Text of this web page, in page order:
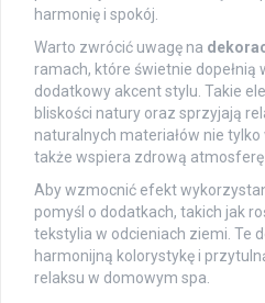
harmonię i spokój.
Warto zwrócić uwagę na
ramach, które świetnie
dodatkowy akcent stylu. Takie
bliskości natury oraz sprzyjają
naturalnych materiałów nie tylko
także wspiera zdrową
Aby wzmocnić efekt
pomyśl o dodatkach, takich jak
tekstylia w odcieniach ziemi. Te
harmonijną kolorystykę i
relaksu w domowym spa.